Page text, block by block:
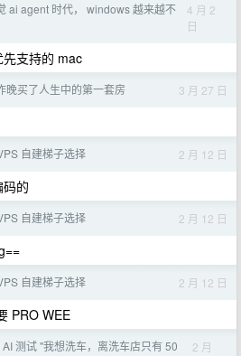
ai agent 时代， windows 越来越不
4 月 2
日
支持的 mac
晚买了人生中的第一套房 3 月 27 日
自建梯子选择 2 月 12 日
码的
自建梯子选择 2 月 12 日
自建梯子选择 2 月 12 日
PRO WEE
AI 测试 "我想洗车，离洗车店只有 50
2 月